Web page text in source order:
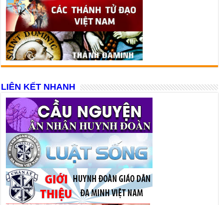
LIÊN KẾT NHANH